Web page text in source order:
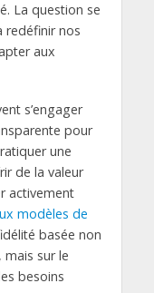
La question se
redéfinir nos
aux
s’engager
pour
une
de la valeur
activement
modèles de
basée non
sur le
besoins